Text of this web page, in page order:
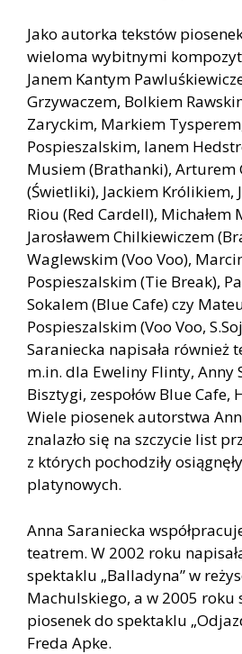
Jako autorka tekstów
wieloma wybitnymi
Janem Kantym
Grzywaczem, Bolkiem
Zaryckim, Markiem
Pospieszalskim, Ianem
Musiem (Brathanki), Arturem
(Świetliki), Jackiem Królikiem,
Riou (Red Cardell), Michałem
Jarosławem Chilkiewiczem
Waglewskim (Voo Voo),
Pospieszalskim (Tie Break),
Sokalem (Blue Cafe) czy
Pospieszalskim (Voo Voo,
Saraniecka napisała również
m.in. dla Eweliny Flinty, Anny
Bisztygi, zespołów Blue
Wiele piosenek autorstwa
znalazło się na szczycie list
z których pochodziły
platynowych.
Anna Saraniecka
teatrem. W 2002 roku
spektaklu „Balladyna” w
Machulskiego, a w 2005 roku
piosenek do spektaklu
Freda Apke.